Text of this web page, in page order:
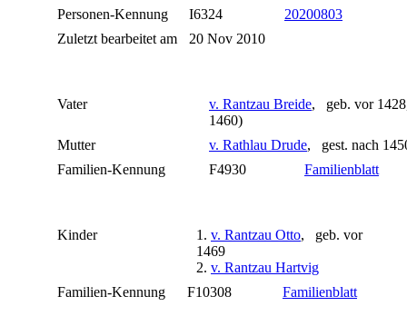
Personen-Kennung
I6324
20200803
Zuletzt bearbeitet am
20 Nov 2010
Vater v. Rantzau Breide, geb. vor
1460)
Mutter
v. Rathlau Drude, gest. nach
Familien-Kennung
F4930 Familienblatt
Kinder 1. v. Rantzau Otto, geb. vor
1469
2. v. Rantzau Hartvig
Familien-Kennung
F10308 Familienblatt